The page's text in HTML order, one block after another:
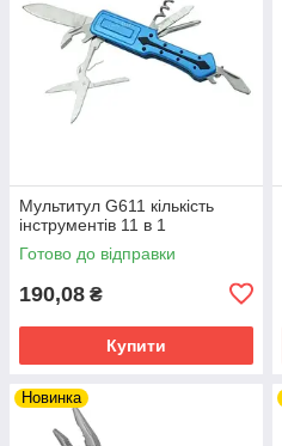
Мультитул G611 кількість
інструментів 11 в 1
Готово до відправки
190,08 ₴
Купити
Новинка